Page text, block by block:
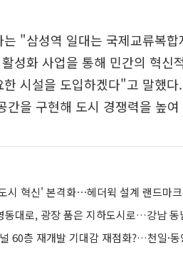
는 "삼성역 일대는 국제교류복
성화 사업을 통해 민간의 혁신
시설을 도입하겠다"고 말했
간을 구현해 도시 경쟁력을 높
시 혁신' 본격화⋯헤더윅 설계 랜드마
동대로, 광장 품은 지하도시로…강남 동
60층 재개발 기대감 재점화?…천일·